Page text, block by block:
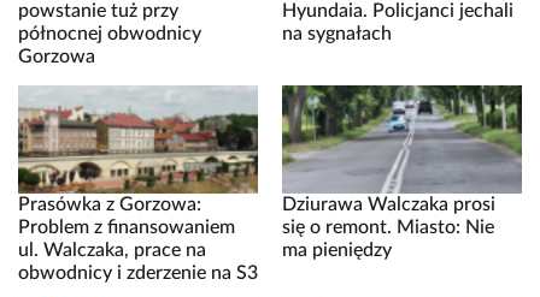
powstanie tuż przy
północnej obwodnicy
Gorzowa
Hyundaia. Policjanci jechali
na sygnałach
Prasówka z Gorzowa:
Problem z finansowaniem
ul. Walczaka, prace na
obwodnicy i zderzenie na S3
Dziurawa Walczaka prosi
się o remont. Miasto: Nie
ma pieniędzy